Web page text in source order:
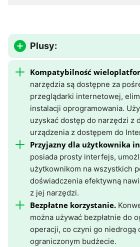
Plusy:
Kompatybilność
narzędzia są dostępne za
przeglądarki internetowej,
instalacji oprogramowania.
uzyskać dostęp do narzędzi z
urządzenia z dostępem do
Przyjazny dla użytkownika
posiada prosty interfejs,
użytkownikom na wszystkich
doświadczenia efektywną
z jej narzędzi.
Bezpłatne korzystanie.
można używać bezpłatnie do
operacji, co czyni go niedrogą
ograniczonym budżecie.